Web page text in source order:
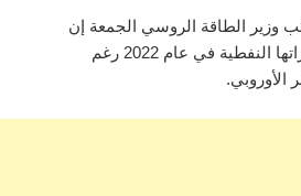
وزير الطاقة الروسي الجمعة إن
روسيا تتوقع زيادة صادراتها النفطية في عام 2022 رغم
الأوروبي.